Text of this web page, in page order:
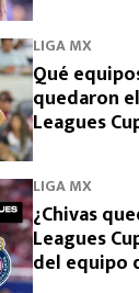
LIGA MX
Qué
quedaron
Leagues
LIGA MX
¿Chivas
Leagues
del equipo